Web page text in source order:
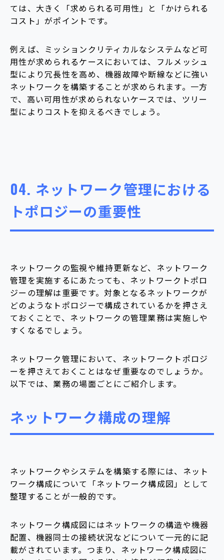
ては、大きく「求められる可用性」と「かけられる
コスト」がポイントです。
例えば、ミッションクリティカルなシステムなど可
用性が求められるケースにおいては、フルメッシュ
型により冗長性を高め、機器故障や断線などに強い
ネットワークを構築することが求められます。一方
で、高い可用性が求められないケースでは、ツリー
型によりコストを抑えるべきでしょう。
04. ネットワーク管理における
トポロジーの重要性
ネットワークの監視や維持更新など、ネットワーク
管理を実施するにあたっても、ネットワークトポロ
ジーの理解は重要です。対象となるネットワークが
どのようなトポロジーで構成されているかを押さえ
ておくことで、ネットワークの管理業務は実施しや
すくなるでしょう。
ネットワーク管理において、ネットワークトポロジ
ーを押さえておくことはなぜ重要なのでしょうか。
以下では、業務の場面ごとにご紹介します。
ネットワーク構成の理解
ネットワークやシステムを構築する際には、ネット
ワーク構成について「ネットワーク構成図」として
整理することが一般的です。
ネットワーク構成図にはネットワークの構造や機器
配置、機器同士の接続状況などについて一元的に記
載がされています。つまり、ネットワーク構成図に